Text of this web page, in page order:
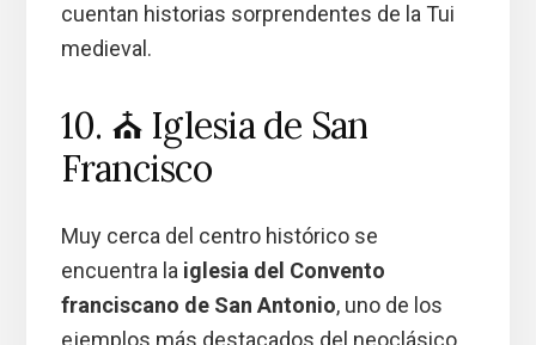
cuentan historias sorprendentes de la Tui
medieval.
10. ⛪ Iglesia de San
Francisco
Muy cerca del centro histórico se
encuentra la iglesia del Convento
franciscano de San Antonio, uno de los
ejemplos más destacados del neoclásico